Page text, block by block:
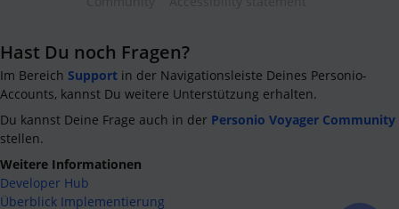
Hast Du noch Fragen?
Im Bereich Support in der Navigationsleiste Deines Personio-
Accounts, kannst Du weitere Unterstützung erhalten.
Du kannst Deine Frage auch in der Personio Voyager Community
stellen.
Weitere Informationen
Developer Hub
Überblick Implementierung